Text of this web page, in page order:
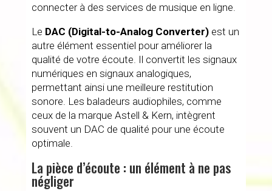
connecter à des services de musique en ligne.
Le DAC (Digital-to-Analog Converter)est un
autre élément essentiel pour améliorer la
qualité de votre écoute. Il convertit les signaux
numériques en signaux analogiques,
permettant ainsi une meilleure restitution
sonore. Les baladeurs audiophiles, comme
ceux de la marque Astell & Kern, intègrent
souvent un DAC de qualité pour une écoute
optimale.
La pièce d’écoute : un élément à ne pas
négliger